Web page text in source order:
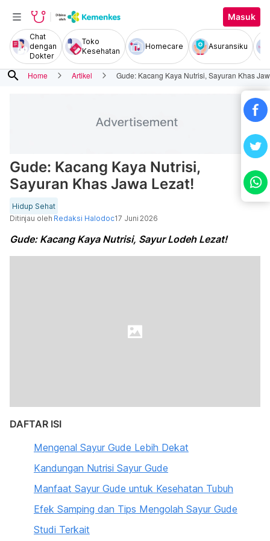
Masuk
Chat
dengan
Dokter
Toko
Kesehatan
Homecare Asuransiku
search Home Artikel Gude: Kacang Kaya Nutrisi, Sayuran Khas
Gude: Kacang Kaya Nutrisi,
Sayuran Khas Jawa Lezat!
Hidup Sehat
Ditinjau oleh Redaksi Halodoc17 Juni 2026
Gude: Kacang Kaya Nutrisi, Sayur Lodeh Lezat!
DAFTAR ISI
Mengenal Sayur Gude Lebih Dekat
Kandungan Nutrisi Sayur Gude
Manfaat Sayur Gude untuk Kesehatan Tubuh
Efek Samping dan Tips Mengolah Sayur Gude
Studi Terkait